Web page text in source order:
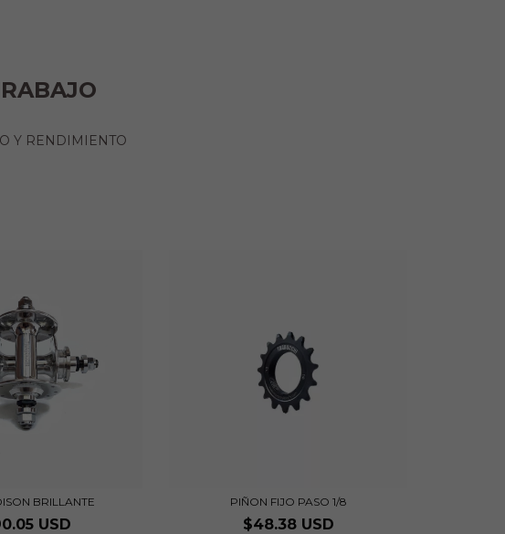
ELABORACION ARTESANAL ESTILO Y RENDIMIENTO
BRILLANTE
USD
PIÑON FIJO PASO 1/8
$48.38 USD